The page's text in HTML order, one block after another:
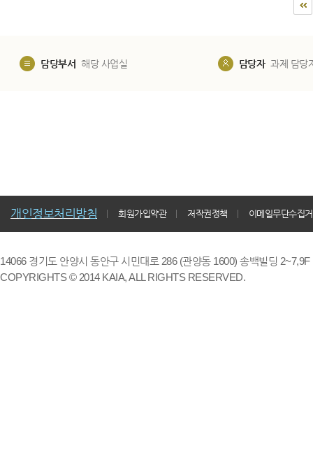
담당부서 해당 사업실 담당자 과제 담당
개인정보처리방침 회원가입약관 저작권정책 이메일무단수집
14066 경기도 안양시 동안구 시민대로 286 (관양동 1600) 송백빌딩
COPYRIGHTS © 2014 KAIA, ALL RIGHTS RESERVED.